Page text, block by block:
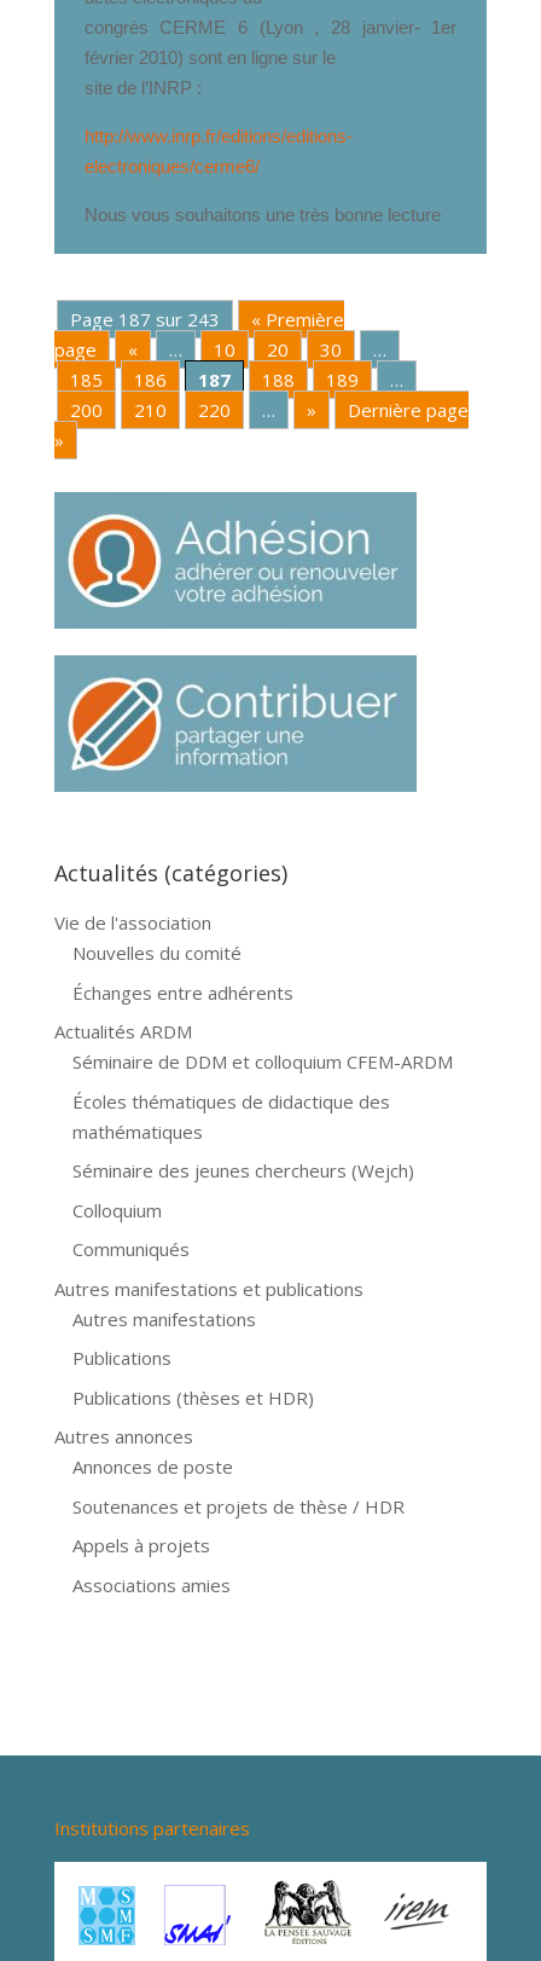
congrès CERME 6 (Lyon , 28 janvier- 1er
février 2010) sont en ligne sur le
site de l’INRP :
http://www.inrp.fr/editions/editions-
electroniques/cerme6/
Nous vous souhaitons une très bonne lecture
Page 187 sur 243
« Première
page
« … 10 20 30
…
185
186 187 188 189
…
200
210 220 … »
Dernière page
»
Actualités (catégories)
Vie de l'association
Nouvelles du comité
Échanges entre adhérents
Actualités ARDM
Séminaire de DDM et colloquium CFEM-ARDM
Écoles thématiques de didactique des
mathématiques
Séminaire des jeunes chercheurs (Wejch)
Colloquium
Communiqués
Autres manifestations et publications
Autres manifestations
Publications
Publications (thèses et HDR)
Autres annonces
Annonces de poste
Soutenances et projets de thèse / HDR
Appels à projets
Associations amies
Institutions partenaires